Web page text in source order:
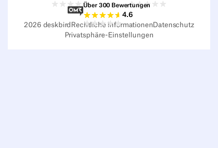
Sourceforge-Bewertungen
Über 300 Bewertungen
4.6
2026 deskbird Rechtliche InformationenDatenschutz
Privatsphäre-Einstellungen